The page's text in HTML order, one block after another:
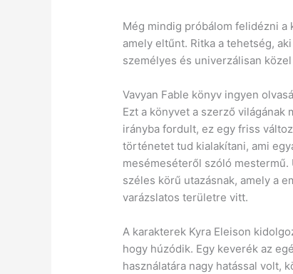
Még mindig próbálom felidézni a
amely eltűnt. Ritka a tehetség,
személyes és univerzálisan
Vavyan Fable könyv ingyen
Ezt a könyvet a szerző világának
irányba fordult, ez egy friss
történetet tud kialakítani, ami
mesémeséteről szóló
széles körű utazásnak, amely a
varázslatos területre vitt.
A karakterek Kyra Eleison
hogy húzódik. Egy keverék az
használatára nagy hatással volt,